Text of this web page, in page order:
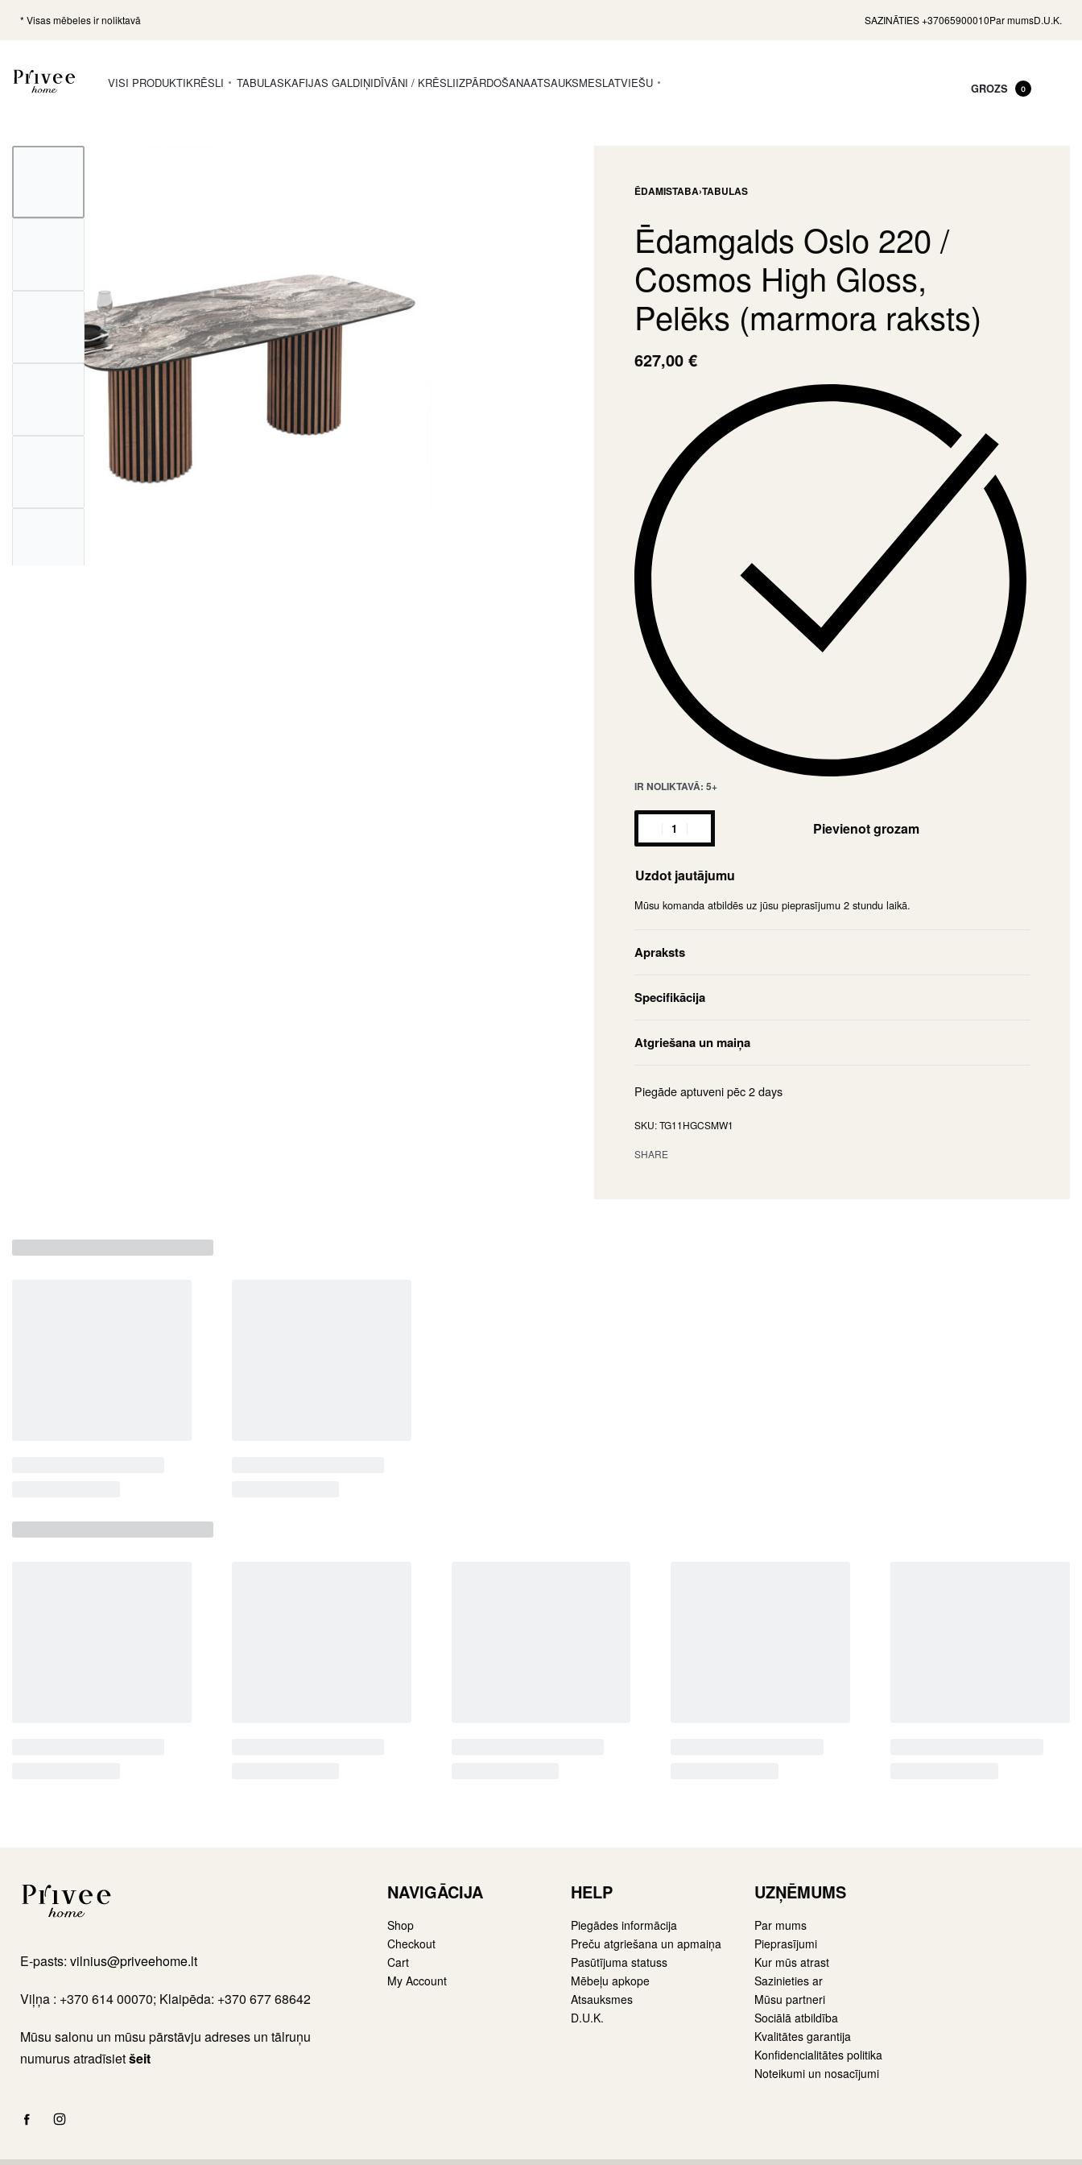
* Visas mēbeles ir noliktavā SAZINĀTIES +37065900010Par mumsD.U.K.
VISI PRODUKTIKRĒSLI TABULASKAFIJAS GALDIŅIDĪVĀNI / KRĒSLIIZPĀRDOŠANAATSAUKSMESLATVIEŠU GROZS 0
ĒDAMISTABA›TABULAS
Ēdamgalds Oslo 220 /
Cosmos High Gloss,
Pelēks (marmora raksts)
627,00 €
IR NOLIKTAVĀ: 5+
Pievienot grozam
Uzdot jautājumu
Mūsu komanda atbildēs uz jūsu pieprasījumu 2 stundu laikā.
Apraksts
Specifikācija
Atgriešana un maiņa
Piegāde aptuveni pēc2 days
TG11HGCSMW1
SHARE
E-pasts: vilnius@priveehome.lt
Viļņa : +370 614 00070; Klaipēda: +370 677 68642
Mūsu salonu un mūsu pārstāvju adreses un tālruņu
numurus atradīsietšeit
NAVIGĀCIJA
Shop
Checkout
Cart
My Account
HELP
Piegādes informācija
Preču atgriešana un apmaiņa
Pasūtījuma statuss
Mēbeļu apkope
Atsauksmes
D.U.K.
UZŅĒMUMS
Par mums
Pieprasījumi
Kur mūs atrast
Sazinieties ar
Mūsu partneri
Sociālā atbildība
Kvalitātes garantija
Konfidencialitātes politika
Noteikumi un nosacījumi